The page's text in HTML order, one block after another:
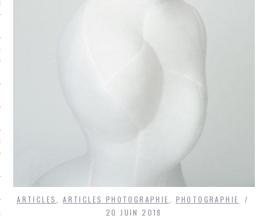
GUERRE
ARTICLES ,ARTICLES PHOTOGRAPHIE
PHOTOGRAPHIE
20 JUIN 2018